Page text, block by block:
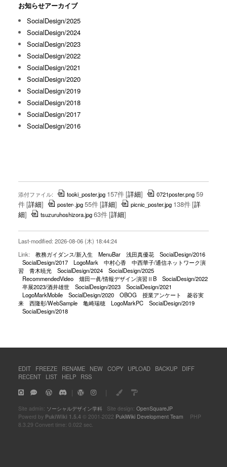
お知らせアーカイブ
SocialDesign/2025
SocialDesign/2024
SocialDesign/2023
SocialDesign/2022
SocialDesign/2021
SocialDesign/2020
SocialDesign/2019
SocialDesign/2018
SocialDesign/2017
SocialDesign/2016
添付ファイル: tooki_poster.jpg 157件[詳細] 0721poster.png59
件[詳細] poster-.jpg55件[詳細] picnic_poster.jpg 138件[詳
細] tsuzuruhoshizora.jpg63件[詳細]
Last-modified: 2026-08-06 (木) 18:44:24
Link:
教務ガイダンス/新入生 MenuBar 浅田真優花
SocialDesign/2016
SocialDesign/2017
LogoMark 中村心香
中西華子/通信ネットワーク演
習
青木暁光 SocialDesign/2024
SocialDesign/2025
RecommendedVideo
畑田一眞/情報デザイン演習ⅡB
SocialDesign/2022
卒展2023/酒井雄世
SocialDesign/2023
SocialDesign/2021
LogoMarkMobile
SocialDesign/2020 OBOG 授業アンケート
菱谷実
来
西隆彰/WebSample 亀崎瑞穂 LogoMarkPC
SocialDesign/2019
SocialDesign/2018
EDIT FREEZE RENAME NEW COPY UPLOAD BACKUP
DIFF
RECENT
LIST HELP RSS
｜ ｜
Site admin: ソーシャルデザイン学科Site design: OpenSquareJP
Powerd by PukiWiki 1.5.4 © 2001-2022 PukiWiki Development Team PHP
8.3.29 Convert time: 0.022 sec.